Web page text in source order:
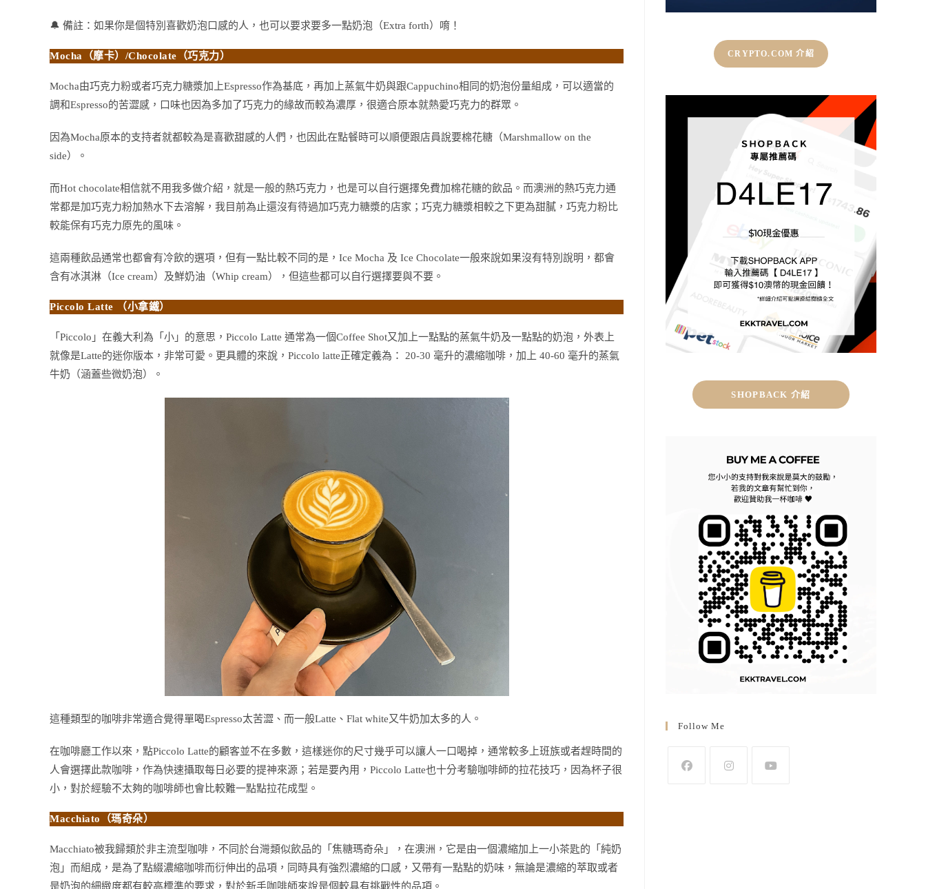
🔔 備註：如果你是個特別喜歡奶泡口感的人，也可以要求要多一點奶泡（Extra forth）唷！
Mocha（摩卡）/Chocolate（巧克力）
Mocha由巧克力粉或者巧克力糖漿加上Espresso作為基底，再加上蒸氣牛奶與跟Cappuchino相同的奶泡份量組成，可以適當的
調和Espresso的苦澀感，口味也因為多加了巧克力的緣故而較為濃厚，很適合原本就熱愛巧克力的群眾。
因為Mocha原本的支持者就都較為是喜歡甜感的人們，也因此在點餐時可以順便跟店員說要棉花糖（Marshmallow on the
side）。
而Hot chocolate相信就不用我多做介紹，就是一般的熱巧克力，也是可以自行選擇免費加棉花糖的飲品。而澳洲的熱巧克力通
常都是加巧克力粉加熱水下去溶解，我目前為止還沒有待過加巧克力糖漿的店家；巧克力糖漿相較之下更為甜膩，巧克力粉比
較能保有巧克力原先的風味。
這兩種飲品通常也都會有冷飲的選項，但有一點比較不同的是，Ice Mocha 及 Ice Chocolate一般來說如果沒有特別說明，都會
含有冰淇淋（Ice cream）及鮮奶油（Whip cream），但這些都可以自行選擇要與不要。
Piccolo Latte （小拿鐵）
「Piccolo」在義大利為「小」的意思，Piccolo Latte 通常為一個Coffee Shot又加上一點點的蒸氣牛奶及一點點的奶泡，外表上
就像是Latte的迷你版本，非常可愛。更具體的來說，Piccolo latte正確定義為： 20-30 毫升的濃縮咖啡，加上 40-60 毫升的蒸氣
牛奶（涵蓋些微奶泡）。
這種類型的咖啡非常適合覺得單喝Espresso太苦澀、而一般Latte、Flat white又牛奶加太多的人。
在咖啡廳工作以來，點Piccolo Latte的顧客並不在多數，這樣迷你的尺寸幾乎可以讓人一口喝掉，通常較多上班族或者趕時間的
人會選擇此款咖啡，作為快速攝取每日必要的提神來源；若是要內用，Piccolo Latte也十分考驗咖啡師的拉花技巧，因為杯子很
小，對於經驗不太夠的咖啡師也會比較難一點點拉花成型。
Macchiato（瑪奇朵）
Macchiato被我歸類於非主流型咖啡，不同於台灣類似飲品的「焦糖瑪奇朵」，在澳洲，它是由一個濃縮加上一小茶匙的「純奶
泡」而組成，是為了點綴濃縮咖啡而衍伸出的品項，同時具有強烈濃縮的口感，又帶有一點點的奶味，無論是濃縮的萃取或者
是奶泡的細緻度都有較高標準的要求，對於新手咖啡師來說是個較具有挑戰性的品項。
CRYPTO.COM 介紹
SHOPBACK 介紹
Follow Me